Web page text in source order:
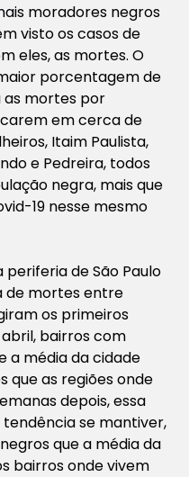
moradores negros
visto os casos de
eles, as mortes. O
porcentagem de
as mortes por
em cerca de
Itaim Paulista,
e Pedreira, todos
negra, mais que
19 nesse mesmo
de São Paulo
de mortes entre
os primeiros
abril, bairros com
a média da cidade
que as regiões onde
depois, essa
tendência se mantiver,
que a média da
bairros onde vivem